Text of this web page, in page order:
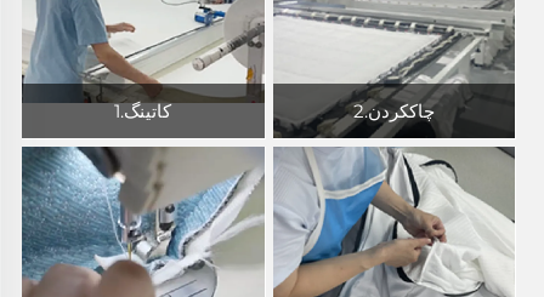
1.کاتینگ 2.چاککردن